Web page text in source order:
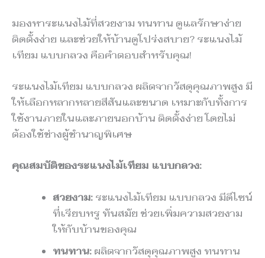
มองหาระแนงไม้ที่สวยงาม ทนทาน ดูแลรักษาง่าย
ติดตั้งง่าย และช่วยให้บ้านดูโปร่งสบาย? ระแนงไม้
เทียม แบบกลวง คือคำตอบสำหรับคุณ!
ระแนงไม้เทียม แบบกลวง ผลิตจากวัสดุคุณภาพสูง มี
ให้เลือกหลากหลายสีสันและขนาด เหมาะกับทั้งการ
ใช้งานภายในและภายนอกบ้าน ติดตั้งง่าย โดยไม่
ต้องใช้ช่างผู้ชำนาญพิเศษ
คุณสมบัติของระแนงไม้เทียม แบบกลวง:
สวยงาม: ระแนงไม้เทียม แบบกลวง มีดีไซน์
ที่เรียบหรู ทันสมัย ช่วยเพิ่มความสวยงาม
ให้กับบ้านของคุณ
ทนทาน: ผลิตจากวัสดุคุณภาพสูง ทนทาน